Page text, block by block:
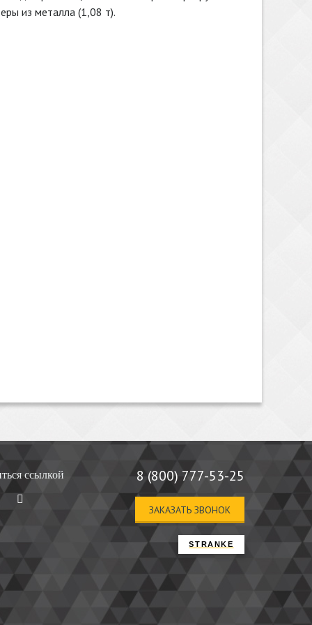
из металла (1,08 т).
изоляционных покрытий электрических
материал с трудом обрабатывается, поэтому
ссылкой 8 (800) 777-53-25
ЗАКАЗАТЬ ЗВОНОК
STRANKE